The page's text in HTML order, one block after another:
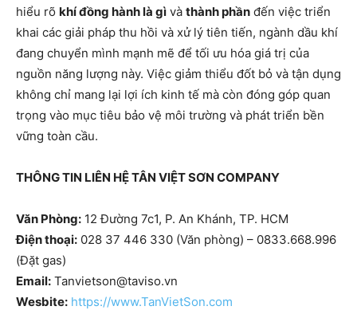
hiểu rõ khí đồng hành là gì và thành phần đến việc triển
khai các giải pháp thu hồi và xử lý tiên tiến, ngành dầu khí
đang chuyển mình mạnh mẽ để tối ưu hóa giá trị của
nguồn năng lượng này. Việc giảm thiểu đốt bỏ và tận dụng
không chỉ mang lại lợi ích kinh tế mà còn đóng góp quan
trọng vào mục tiêu bảo vệ môi trường và phát triển bền
vững toàn cầu.
THÔNG TIN LIÊN HỆ TÂN VIỆT SƠN COMPANY
Văn Phòng: 12 Đường 7c1, P. An Khánh, TP. HCM
Điện thoại: 028 37 446 330 (Văn phòng) – 0833.668.996
(Đặt gas)
Email: Tanvietson@taviso.vn
Wesbite: https://www.TanVietSon.com